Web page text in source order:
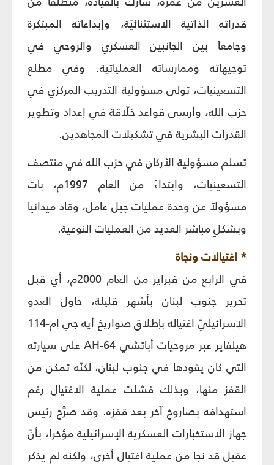
قدراته الذاتية الاستثنائيّة، وإبداعاته المبتكرة
وجامعاً بين الجانبين العسكري والروحي في
توجيهاته وممارساته العملياتية. وفي مطلع
التسعينيات، تولى مسؤولية التدريب المركزي في
حزب الله، وأرسى قواعد خلّاقة في إعداد وتطوير
القدرات البشرية في تشكيلات المجاهدين.
تسلم مسؤولية الأركان في حزب الله في منتصف
التسعينيات، وابتداءً من العام 1997م، بات
مسؤولاً عن وحدة عمليات جبل عامل، وقاد ميدانياً
وبشكلٍ مباشر العديد من العمليات النوعية.
* اغتيالات ونجاة
في الرابع من فبراير من العام 2000م، أي قبل
تحرير جنوب لبنان بأشهر قليلة، حاول العدو
الإسرائيليّ اغتياله بإطلاق صواريخ أيه جي إم-114
هيلفاير عبر مروحيات أباتشي AH-64 على سيارته
التي كان يقودها في جنوب لبنان، لكنّه تمكن من
القفز منها، وبذلك فشلت عملية الاغتيال رغم
استهدافه بصاروخ آخر بعد قفزه. وقد صرَّح رئيس
جهاز الاستخبارات العسكرية الإسرائيلية مؤخراً، بأنّ
عقيل قد نجا من عملية اغتيال أخرى، ولكنه لم يذكر